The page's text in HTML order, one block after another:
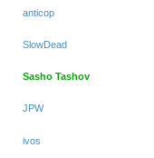
anticop
SlowDead
Sasho Tashov
JPW
ivos